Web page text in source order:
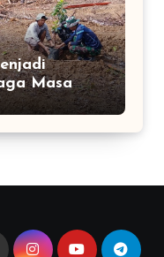
Masa
Bontocani